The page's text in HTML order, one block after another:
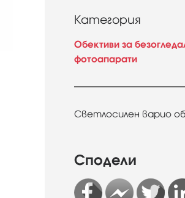
Категория
Обективи за
фотоапарати
Светлосилен варио
Сподели